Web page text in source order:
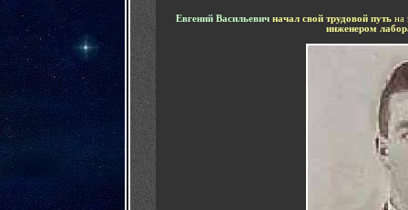
Евгений Васильевич начал свой трудовой путь на
инженером